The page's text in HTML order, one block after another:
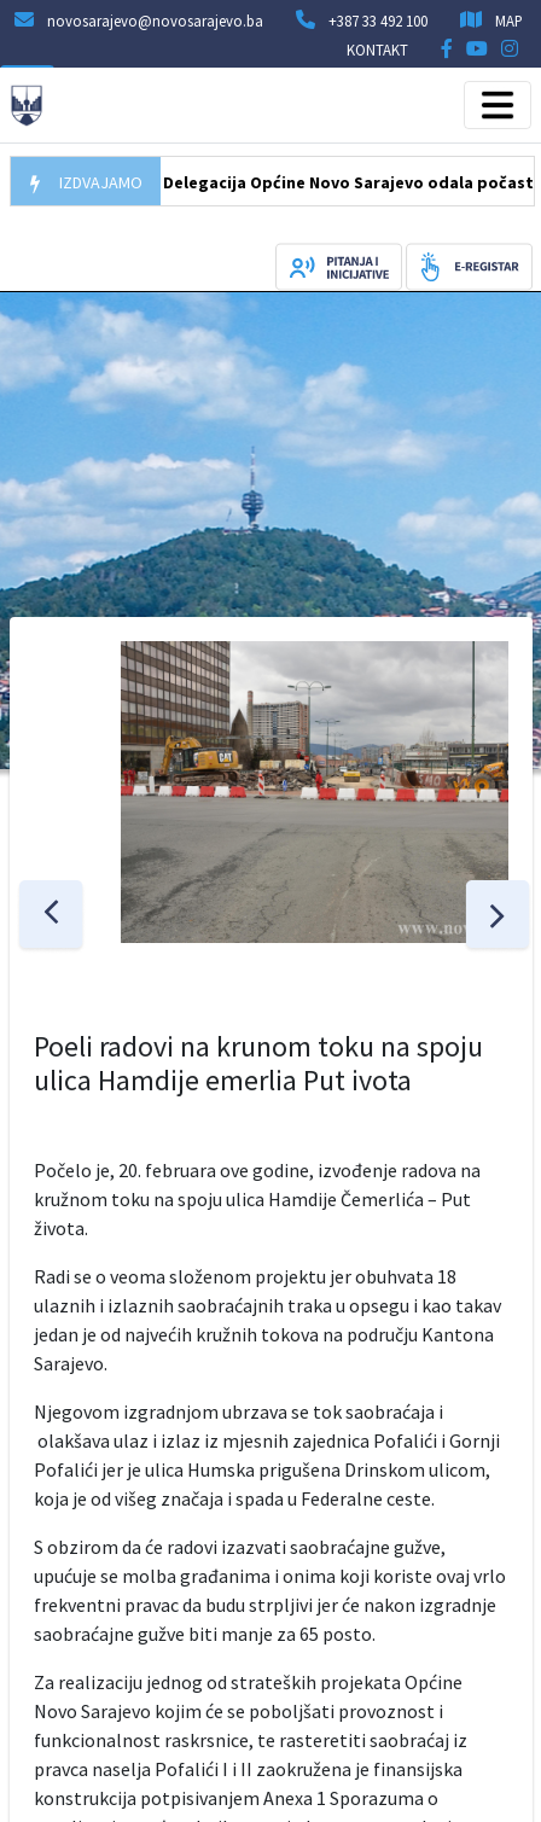
novosarajevo@novosarajevo.ba +387 33 492 100
MAP
KONTAKT
IZDVAJAMO
07.08.2026 Delegacija Općine Novo Sarajevo odala počast
Poeli radovi na krunom toku na spoju
ulica Hamdije emerlia Put ivota
Počelo je, 20. februara ove godine, izvođenje radova na
kružnom toku na spoju ulica Hamdije Čemerlića – Put
života.
Radi se o veoma složenom projektu jer obuhvata 18
ulaznih i izlaznih saobraćajnih traka u opsegu i kao takav
jedan je od najvećih kružnih tokova na području Kantona
Sarajevo.
Njegovom izgradnjom ubrzava se tok saobraćaja i
olakšava ulaz i izlaz iz mjesnih zajednica Pofalići i Gornji
Pofalići jer je ulica Humska prigušena Drinskom ulicom,
koja je od višeg značaja i spada u Federalne ceste.
S obzirom da će radovi izazvati saobraćajne gužve,
upućuje se molba građanima i onima koji koriste ovaj vrlo
frekventni pravac da budu strpljivi jer će nakon izgradnje
saobraćajne gužve biti manje za 65 posto.
Za realizaciju jednog od strateških projekata Općine
Novo Sarajevo kojim će se poboljšati provoznost i
funkcionalnost raskrsnice, te rasteretiti saobraćaj iz
pravca naselja Pofalići I i II zaokružena je finansijska
konstrukcija potpisivanjem Anexa 1 Sporazuma o